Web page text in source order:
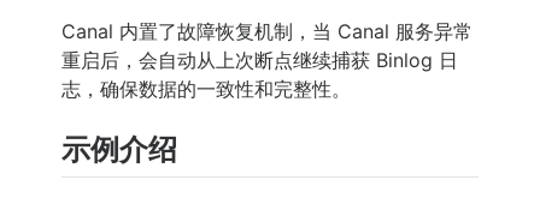
Canal 内置了故障恢复机制，当 Canal 服务异常
重启后，会自动从上次断点继续捕获 Binlog 日
志，确保数据的一致性和完整性。
示例介绍